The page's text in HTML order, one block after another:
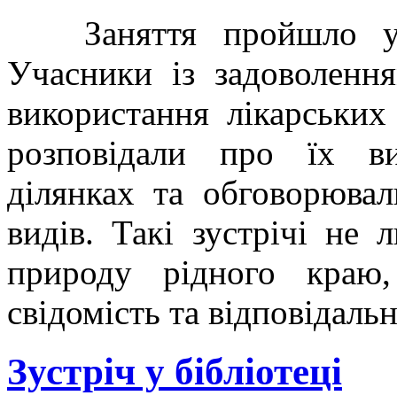
Заняття пройшло у
Учасники із
використання
розповідали про їх
ділянках та
видів. Такі зустрічі
природу рідного
свідомість та
Зустріч у бібліотеці